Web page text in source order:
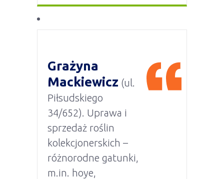
Grażyna
Mackiewicz (ul.
Piłsudskiego
34/652). Uprawa i
sprzedaż roślin
kolekcjonerskich –
różnorodne gatunki,
m.in. hoye,